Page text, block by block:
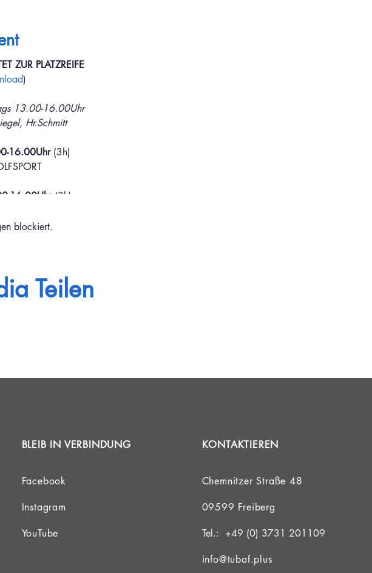
ZUR PLATZREIFE
)
13.00-16.00Uhr
Hr.Schmitt
16.00Uhr(3h)
16.00Uhr(3h)
16.00Uhr(3h)
& BUNKER
16.00Uhr
Nutzung der Übungsanlagen und
ablegen will. Die Gebühr für die
Nach der Platzreife bieten wir
Mitgliedschaft an.
blockiert.
Teilen
BLEIB IN VERBINDUNG
Facebook
Instagram
YouTube
KONTAKTIEREN
Chemnitzer Straße 48
09599 Freiberg
Tel.: +49 (0) 3731 201109
info@tubaf.plus